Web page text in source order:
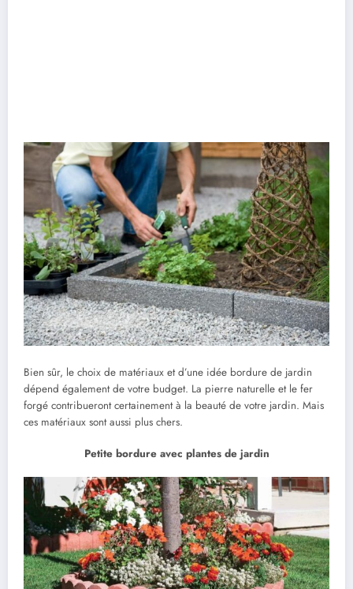
Bien sûr, le choix de matériaux et d’une idée bordure de jardin
dépend également de votre budget. La pierre naturelle et le fer
forgé contribueront certainement à la beauté de votre jardin. Mais
ces matériaux sont aussi plus chers.
Petite bordure avec plantes de jardin